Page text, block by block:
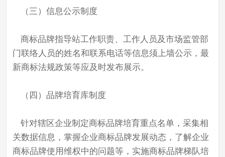
（三）信息公示制度
商标品牌指导站工作职责、工作人员及市场监管部
门联络人员的姓名和联系电话等信息须上墙公示，最
新商标法规政策等应及时发布展示。
（四）品牌培育库制度
针对辖区企业制定商标品牌培育重点名单，采集相
关数据信息，掌握企业商标品牌发展动态，了解企业
商标品牌使用维权中的问题等，实施商标品牌梯队培